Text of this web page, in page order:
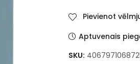
Pievienot
Aptuvenais
SKU: